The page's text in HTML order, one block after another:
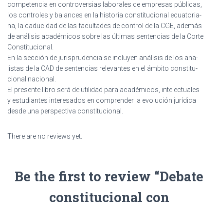
competencia en controversias laborales de empresas públicas,
los controles y balances en la historia constitucional ecuatoria-
na, la caducidad de las facultades de control de la CGE, además
de análisis académicos sobre las últimas sentencias de la Corte
Constitucional.
En la sección de jurisprudencia se incluyen análisis de los ana-
listas de la CAD de sentencias relevantes en el ámbito constitu-
cional nacional.
El presente libro será de utilidad para académicos, intelectuales
y estudiantes interesados en comprender la evolución jurídica
desde una perspectiva constitucional.
There are no reviews yet.
Be the first to review “Debate
constitucional con